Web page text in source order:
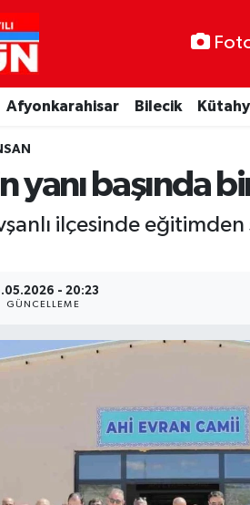
Afyonkarahisar Bilecik
yanı başında
ilçesinde
- 20:23
GÜNCELLEME